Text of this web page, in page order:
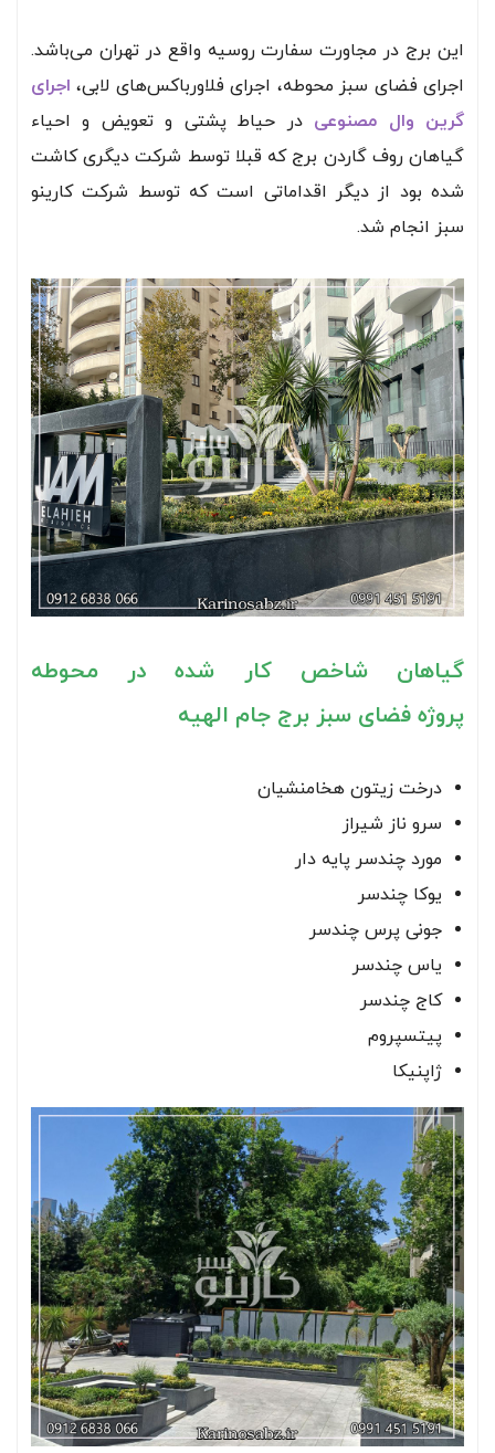
این برج در مجاورت سفارت روسیه واقع در تهران می‌باشد.
اجرای فضای سبز محوطه، اجرای فلاورباکس‌های لابی، اجرای
گرین وال مصنوعی در حیاط پشتی و تعویض و احیاء
گیاهان روف گاردن برج که قبلا توسط شرکت دیگری کاشت
شده بود از دیگر اقداماتی است که توسط شرکت کارینو
سبز انجام شد.
گیاهان شاخص کار شده در محوطه
پروژه فضای سبز برج جام الهیه
درخت زیتون هخامنشیان
سرو ناز شیراز
مورد چندسر پایه دار
یوکا چندسر
جونی پرس چندسر
یاس چندسر
کاج چندسر
پیتسپروم
ژاپنیکا